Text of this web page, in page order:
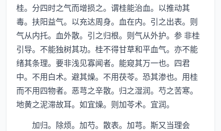
桂。分四时之气而增损之。谓桂能治血。以推动其
毒。扶阳益气。以充达周身。血在内。引之出表。则
气从内托。血外散。引之归根。则气从外护。参 非桂
引导。不能独树其功。桂不得甘草和平血气。亦不能
绪其条理。要非浅见寡闻者。能窥其万一也。四君
中。不用白术。避其燥。不用茯苓。恐其渗也。用桂
而不用四物者。恶芎之辛散。归之湿润。芍之苦寒。
地黄之泥滞故耳。如宜燥。则加苓术。宜润。
加归。除烦。加芍。散表。加芎。斯又当理会